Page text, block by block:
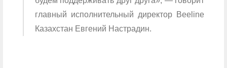
главный исполнительный директор Beeline
Казахстан Евгений Настрадин.